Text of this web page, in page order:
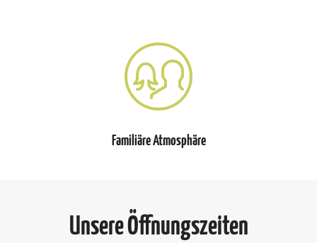
Familiäre Atmosphäre
Unsere Öffnungszeiten